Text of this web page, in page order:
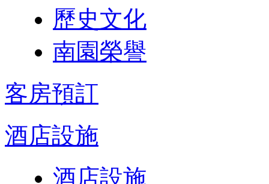
歷史文化
南園榮譽
客房預訂
酒店設施
酒店設施